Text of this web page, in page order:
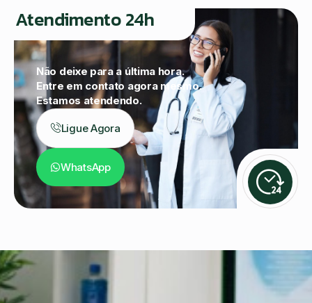
Atendimento 24h
Não deixe para a última hora.
Entre em contato agora mesmo.
Estamos atendendo.
Ligue Agora
WhatsApp